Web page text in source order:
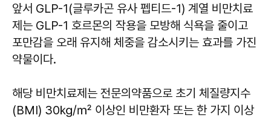
앞서 GLP-1(글루카곤 유사 펩티드-1) 계열 비만치료
제는 GLP-1 호르몬의 작용을 모방해 식욕을 줄이고
포만감을 오래 유지해 체중을 감소시키는 효과를 가진
약물이다.
해당 비만치료제는 전문의약품으로 초기 체질량지수
(BMI) 30㎏/㎡ 이상인 비만환자 또는 한 가지 이상